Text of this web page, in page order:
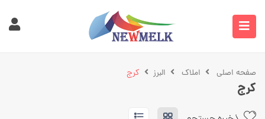
صفحه اصلی املاک البرز کرج
کرج